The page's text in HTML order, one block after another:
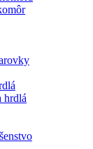
hrdlá